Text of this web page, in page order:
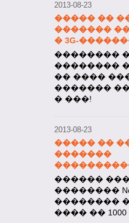
2013-08-23
����� ��
�������
� 3G-
��������
��������
�� ����
�������
� ���!
2013-08-23
����� ��
�������
����������
������
��������
��������
���� ��